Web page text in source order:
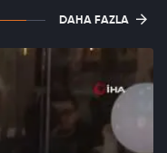
DAHA FAZLA